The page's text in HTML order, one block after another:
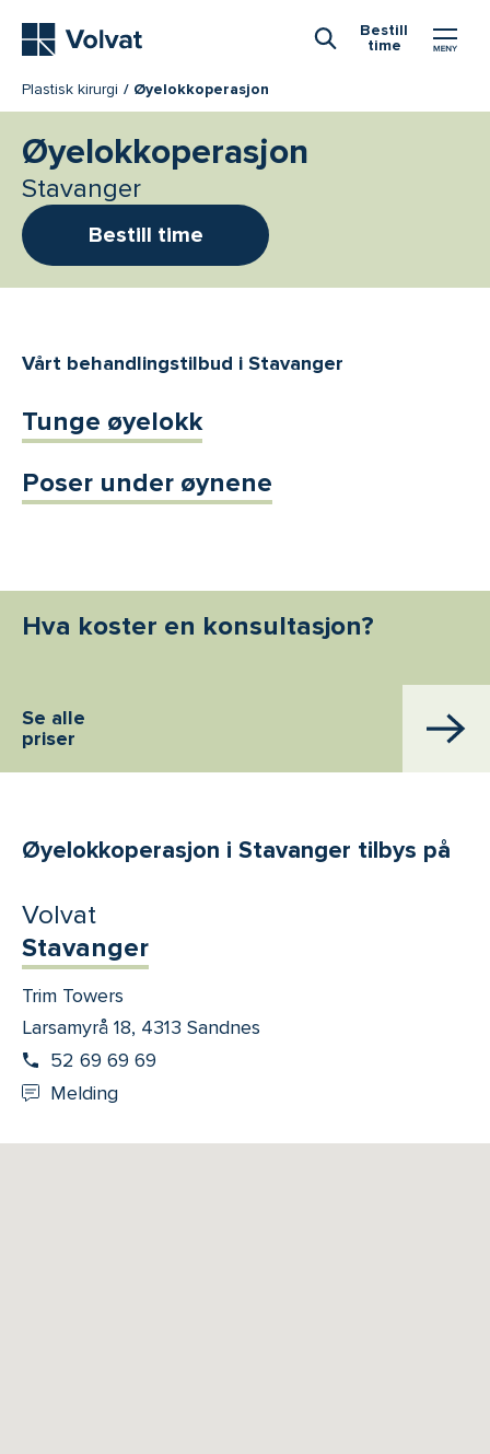
Bestill
time
Plastisk kirurgi Øyelokkoperasjon
Øyelokkoperasjon
Stavanger
Bestill time
Vårt behandlingstilbud i Stavanger
Tunge øyelokk
Poser under øynene
Hva koster en konsultasjon?
Se alle
priser
Øyelokkoperasjon i Stavanger tilbys på
Volvat
Stavanger
Trim Towers
Larsamyrå 18, 4313 Sandnes
52 69 69 69
Melding